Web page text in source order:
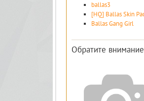
ballas3
[HQ] Ballas Skin
Ballas Gang Girl
Обратите